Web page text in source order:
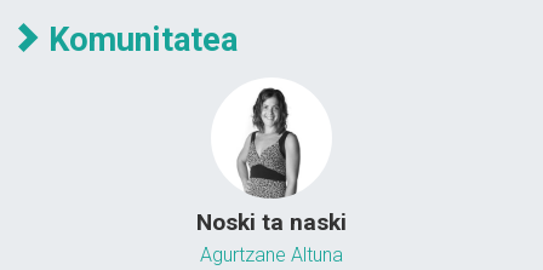
Komunitatea
Noski ta naski
Agurtzane Altuna